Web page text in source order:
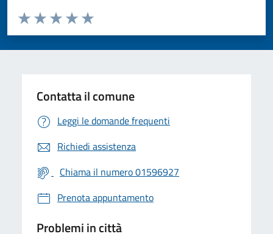
Valuta da 1 a 5 stelle la pagina
Valuta 5 stelle su 5
Valuta 4 stelle su 5
Valuta 3 stelle su 5
Valuta 2 stelle su 5
Valuta 1 stelle su 5
Contatta il comune
Leggi le domande frequenti
Richiedi assistenza
Chiama il numero 01596927
Prenota appuntamento
Problemi in città